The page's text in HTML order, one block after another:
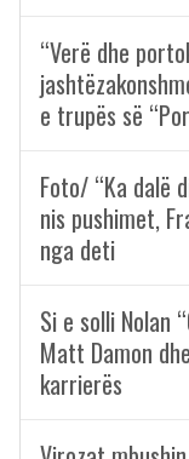
“Verë dhe
e trupës së
Foto/ “Ka dalë
nis pushimet,
nga deti
Si e solli Nolan
Matt Damon
karrierës